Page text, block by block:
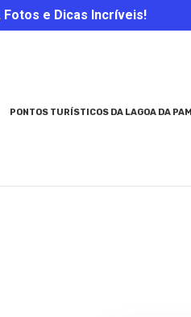
Fotos e Dicas Incríveis!
PONTOS TURÍSTICOS DA LAGOA DA